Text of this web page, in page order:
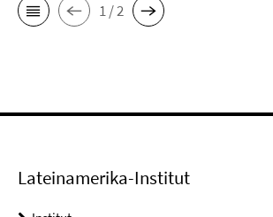
1 / 2
Lateinamerika-Institut